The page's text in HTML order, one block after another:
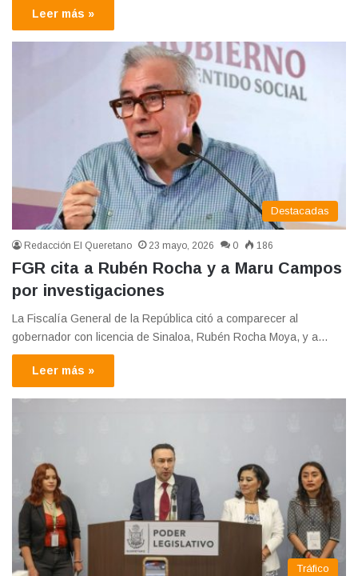
Leer más »
Destacadas
Redacción El Queretano 23 mayo, 2026 0 186
FGR cita a Rubén Rocha y a Maru Campos
por investigaciones
La Fiscalía General de la República citó a comparecer al
gobernador con licencia de Sinaloa, Rubén Rocha Moya, y a…
Leer más »
Tráfico